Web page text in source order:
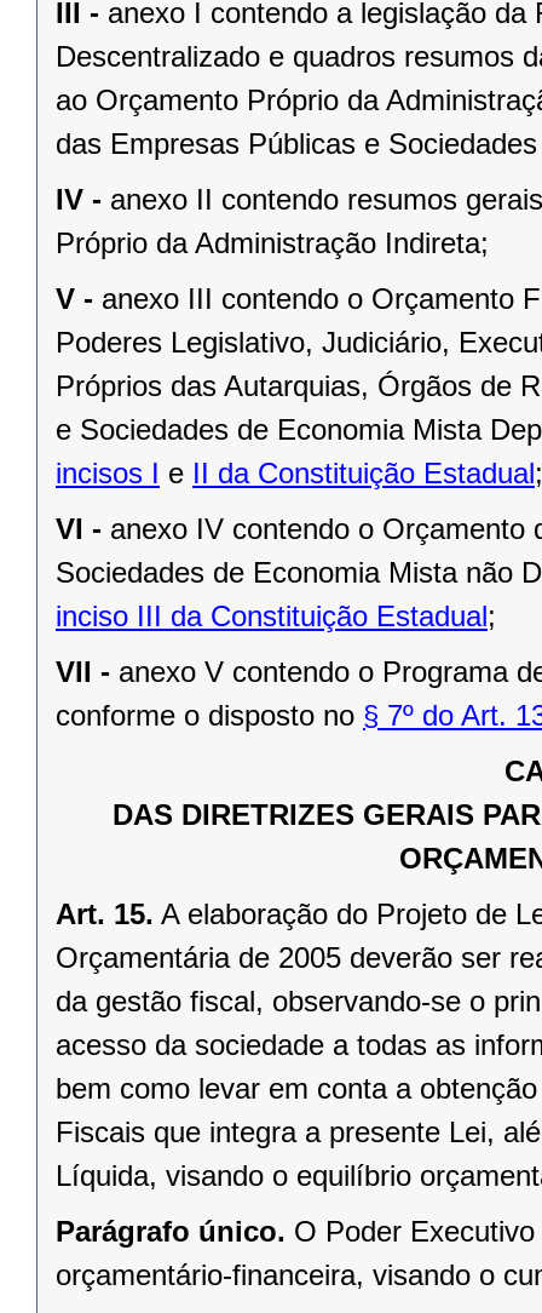
III - anexo I contendo a legislação
Descentralizado e quadros resumos
ao Orçamento Próprio da
das Empresas Públicas e
IV - anexo II contendo resumos
Próprio da Administração Indireta;
V - anexo III contendo o Orçamento
Poderes Legislativo, Judiciário,
Próprios das Autarquias, Órgãos de
e Sociedades de Economia Mista
incisos I e II da Constituição Estadual;
VI - anexo IV contendo o Orçamento
Sociedades de Economia Mista não
inciso III da Constituição Estadual;
VII - anexo V contendo o Programa
conforme o disposto no § 7º do Art.
DAS DIRETRIZES GERAIS
Art. 15. A elaboração do Projeto de
Orçamentária de 2005 deverão ser
da gestão fiscal, observando-se o
acesso da sociedade a todas as
bem como levar em conta a
Fiscais que integra a presente Lei,
Líquida, visando o equilíbrio
Parágrafo único. O Poder
orçamentário-financeira, visando o